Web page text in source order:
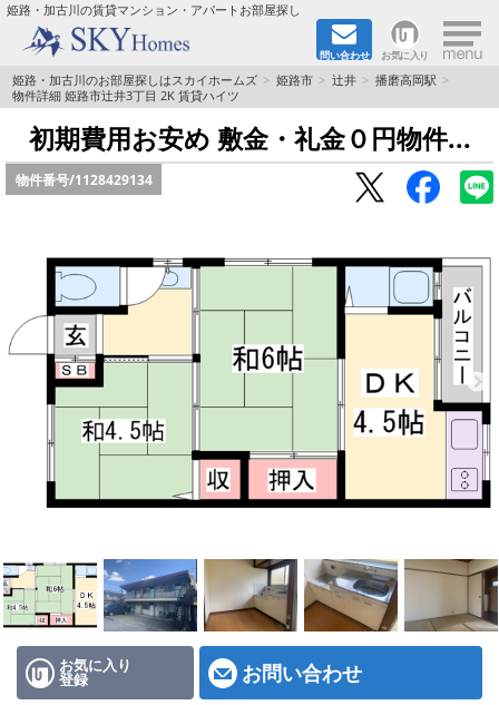
姫路・加古川の賃貸マンション・アパートお部屋探し
問い合わせ お気に入り ×
TOPページ
都市ガス·オール電化
☆新築物件☆
☆ペット飼育可能物件☆
☆ネット無料☆
地域から探す
地図から探す
スタッフ紹介
店舗情報·アクセス
会社概要
姫路・加古川のお部屋探しはスカイホームズ 姫路市 辻井
播磨高岡駅
物件詳細 姫路市辻井3丁目 2K 賃貸ハイツ
初期費用お安め 敷金・礼金０円物件...
物件番号/1128429134
お気に入り
登録 お問い合わせ